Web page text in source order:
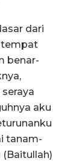
dari
tempat
benar-
aku
tanam-